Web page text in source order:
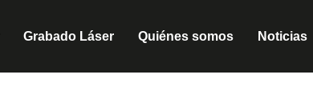
Grabado Láser Quiénes somos Noticias